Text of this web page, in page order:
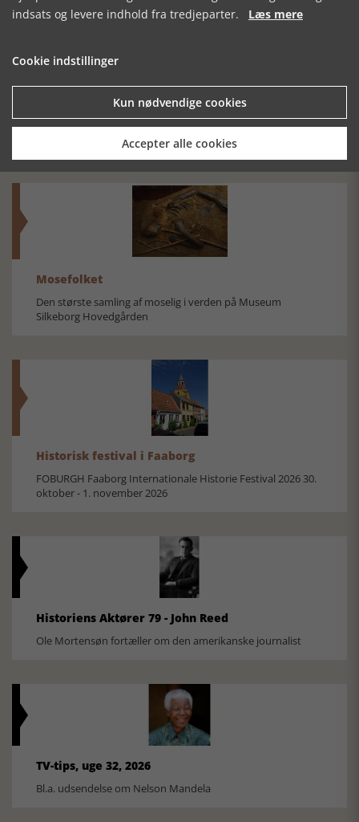
ERINDRING
BLOMST I
HÆDERSKRANDSEN”
Mosefolket
Den største samling af moselig i verden på Museum
Silkeborg Hovedgården
Historisk festival i Faaborg
FOBURGH Faaborg Internationale Historie Festival 2026 30.
oktober - 1. november 2026
Historiens Aktører 79 - John Reed
Ole Mortensøn fortæller om den amerikanske journalist
TV-tips, uge 32, 2026
Bl.a. udsendelse om Nelson Mandela
indsats og levere indhold fra tredjeparter. Læs mere
Cookie indstillinger
Kun nødvendige cookies
Accepter alle cookies